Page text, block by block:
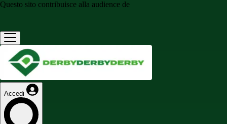
Questo sito contribuisce alla audience de
Accedi